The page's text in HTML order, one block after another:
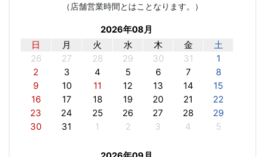
（店舗営業時間とはことなります。）
2026年08月
日 月 火 水 木 金
土
26
27 28 29 30 31
1
2
3 4 5 6 7
8
9
10 11 12 13 14
15
16
17 18 19 20 21
22
23
24 25 26 27 28
29
30
31 1 2 3 4 5